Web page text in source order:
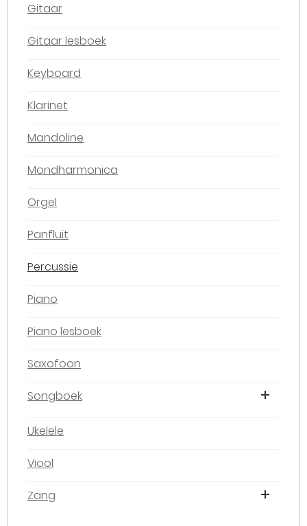
Gitaar
Gitaar lesboek
Keyboard
Klarinet
Mandoline
Mondharmonica
Orgel
Panfluit
Percussie
Piano
Piano lesboek
Saxofoon
Songboek
Ukelele
Viool
Zang